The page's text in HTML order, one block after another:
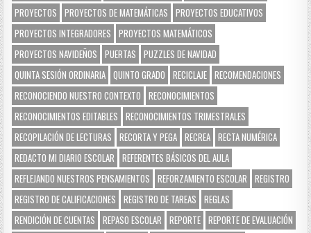
PROYECTOS
PROYECTOS DE MATEMÁTICAS
PROYECTOS EDUCATIVOS
PROYECTOS INTEGRADORES
PROYECTOS MATEMÁTICOS
PROYECTOS NAVIDEÑOS
PUERTAS
PUZZLES DE NAVIDAD
QUINTA SESIÓN ORDINARIA QUINTO GRADO RECICLAJE RECOMENDACIONES
RECONOCIENDO NUESTRO CONTEXTO
RECONOCIMIENTOS
RECONOCIMIENTOS EDITABLES
RECONOCIMIENTOS TRIMESTRALES
RECOPILACIÓN DE LECTURAS
RECORTA Y PEGA RECREA RECTA NUMÉRICA
REDACTO MI DIARIO ESCOLAR
REFERENTES BÁSICOS DEL AULA
REFLEJANDO NUESTROS PENSAMIENTOS
REFORZAMIENTO ESCOLAR
REGISTRO
REGISTRO DE CALIFICACIONES
REGISTRO DE TAREAS
REGLAS
RENDICIÓN DE CUENTAS
REPASO ESCOLAR REPORTE REPORTE DE EVALUACIÓN